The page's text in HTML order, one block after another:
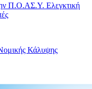
Π.Ο.ΑΣ.Υ. Ελεγκτική
Κάλυψης